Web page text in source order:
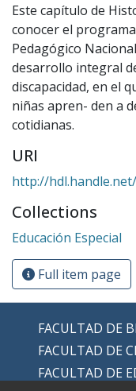
Este capítulo de
conocer el
Pedagógico
desarrollo integral
discapacidad, en el
niñas apren- den a
cotidianas.
URI
http://
Collections
Educación Especial
Full item page
FACULTAD DE
FACULTAD DE
FACULTAD DE